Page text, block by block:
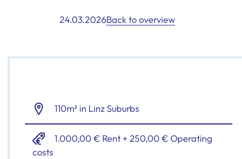
24.03.2026Back to overview
110m² in Linz Suburbs
costs